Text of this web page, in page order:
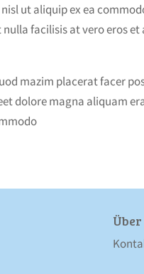
ut aliquip ex ea
facilisis at vero eros
mazim placerat facer
dolore magna aliquam